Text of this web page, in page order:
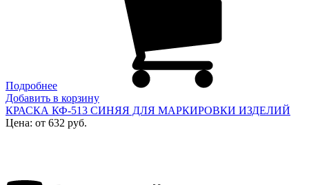
Подробнее
Добавить в корзину
КРАСКА КФ-513 СИНЯЯ ДЛЯ МАРКИРОВКИ ИЗДЕЛИЙ
Цена: от 632 руб.